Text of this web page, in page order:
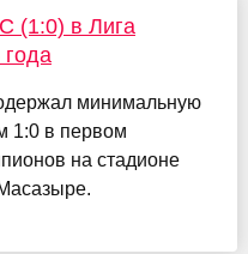
(1:0) в Лига
минимальную
1:0 в первом
на стадионе